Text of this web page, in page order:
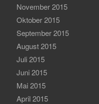
November 2015
Oktober 2015
September 2015
August 2015
Juli 2015
Juni 2015
Mai 2015
April 2015